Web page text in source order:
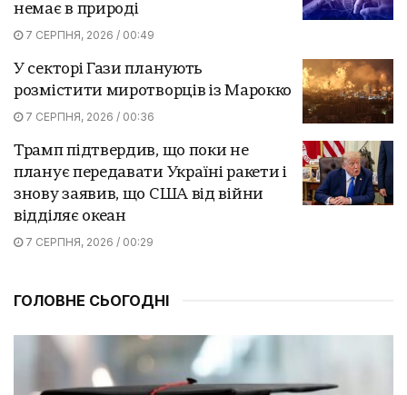
немає в природі
7 СЕРПНЯ, 2026 / 00:49
У секторі Гази планують
розмістити миротворців із Марокко
7 СЕРПНЯ, 2026 / 00:36
Трамп підтвердив, що поки не
планує передавати Україні ракети і
знову заявив, що США від війни
відділяє океан
7 СЕРПНЯ, 2026 / 00:29
ГОЛОВНЕ СЬОГОДНІ